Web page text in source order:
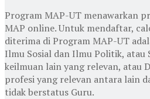
Program MAP-UT menawarkan
MAP online. Untuk mendaftar,
diterima di Program MAP-UT
Ilmu Sosial dan Ilmu Politik, atau
keilmuan lain yang relevan, atau
profesi yang relevan antara lain
tidak berstatus Guru.